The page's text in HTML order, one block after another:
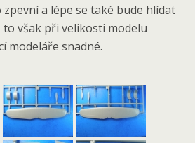
a lépe se také bude hlídat
však při velikosti modelu
modeláře snadné.